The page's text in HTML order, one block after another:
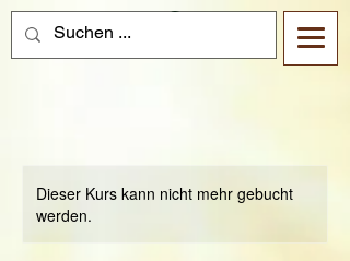
Dieser Kurs kann nicht mehr gebucht
werden.